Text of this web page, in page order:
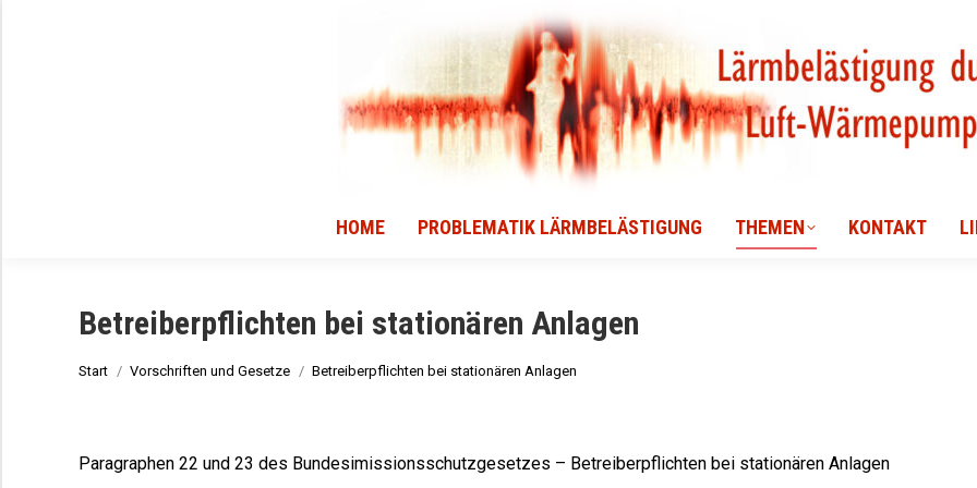
HOME PROBLEMATIK LÄRMBELÄSTIGUNG THEMEN KONTAKT
Betreiberpflichten bei stationären Anlagen
Sie befinden sich hier:
Start Vorschriften und Gesetze Betreiberpflichten bei stationären Anlagen
Paragraphen 22 und 23 des Bundesimissionsschutzgesetzes – Betreiberpflichten bei stationären Anlagen
PROBLEMATIK LÄRMBELÄSTIGUNG THEMEN KONTAKT